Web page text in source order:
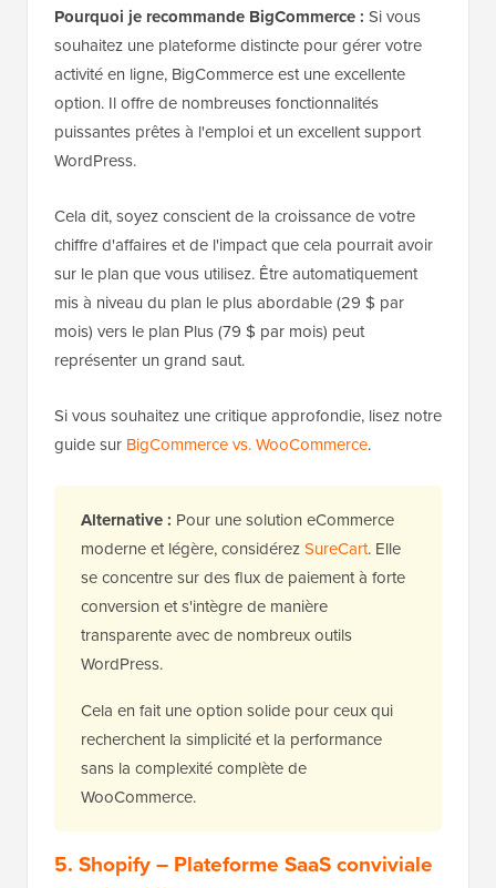
Pourquoi je recommande BigCommerce : Si vous
souhaitez une plateforme distincte pour gérer votre
activité en ligne, BigCommerce est une excellente
option. Il offre de nombreuses fonctionnalités
puissantes prêtes à l'emploi et un excellent support
WordPress.
Cela dit, soyez conscient de la croissance de votre
chiffre d'affaires et de l'impact que cela pourrait avoir
sur le plan que vous utilisez. Être automatiquement
mis à niveau du plan le plus abordable (29 $ par
mois) vers le plan Plus (79 $ par mois) peut
représenter un grand saut.
Si vous souhaitez une critique approfondie, lisez notre
guide sur BigCommerce vs. WooCommerce.
Alternative : Pour une solution eCommerce
moderne et légère, considérezSureCart. Elle
se concentre sur des flux de paiement à forte
conversion et s'intègre de manière
transparente avec de nombreux outils
WordPress.
Cela en fait une option solide pour ceux qui
recherchent la simplicité et la performance
sans la complexité complète de
WooCommerce.
5. Shopify– Plateforme SaaS conviviale